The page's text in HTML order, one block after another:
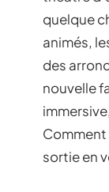
quelque
animés,
des
nouvelle
sortie en